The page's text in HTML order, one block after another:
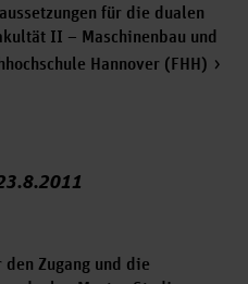
für die dualen
II – Maschinenbau und
Hannover (FHH)
Zugang und die